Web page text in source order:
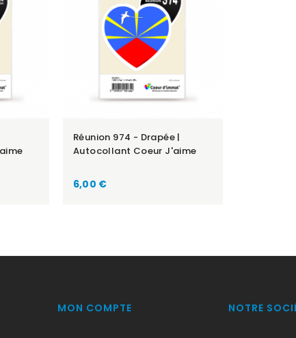
Réunion 974 - Drapée |
Autocollant Coeur J'aime
Prix
6,00 €
MON COMPTE NOTRE